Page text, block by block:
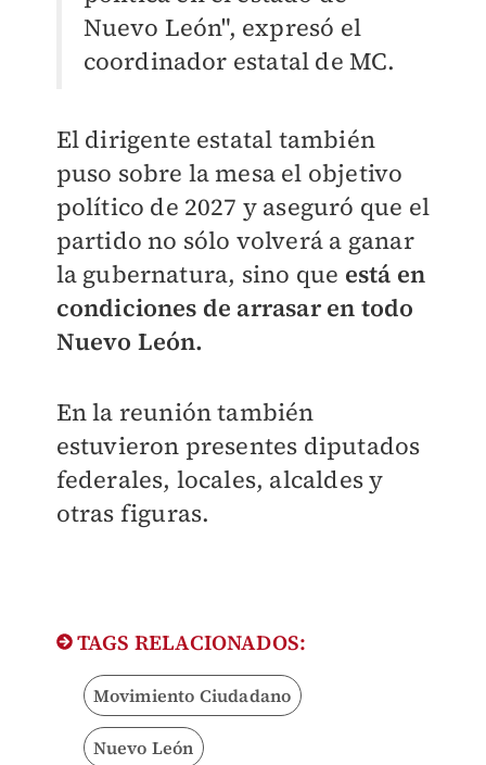
Nuevo León", expresó el
coordinador estatal de MC.
El dirigente estatal también
puso sobre la mesa el objetivo
político de 2027 y aseguró que el
partido no sólo volverá a ganar
la gubernatura, sino que está en
condiciones de arrasar en todo
Nuevo León.
En la reunión también
estuvieron presentes diputados
federales, locales, alcaldes y
otras figuras.
TAGS RELACIONADOS:
Movimiento Ciudadano
Nuevo León